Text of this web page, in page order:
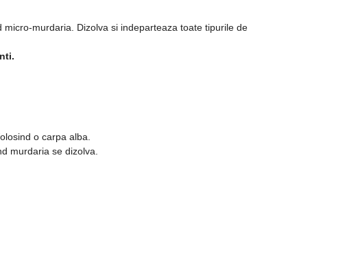
murdaria. Dizolva si indeparteaza toate tipurile de
o carpa alba.
murdaria se dizolva.